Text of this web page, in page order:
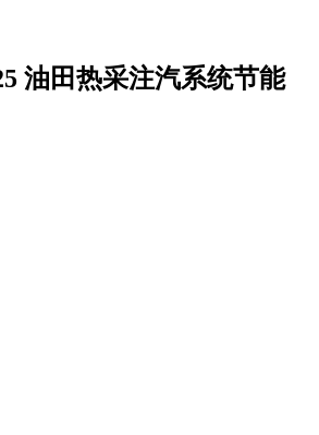
油田热采注汽系统节能